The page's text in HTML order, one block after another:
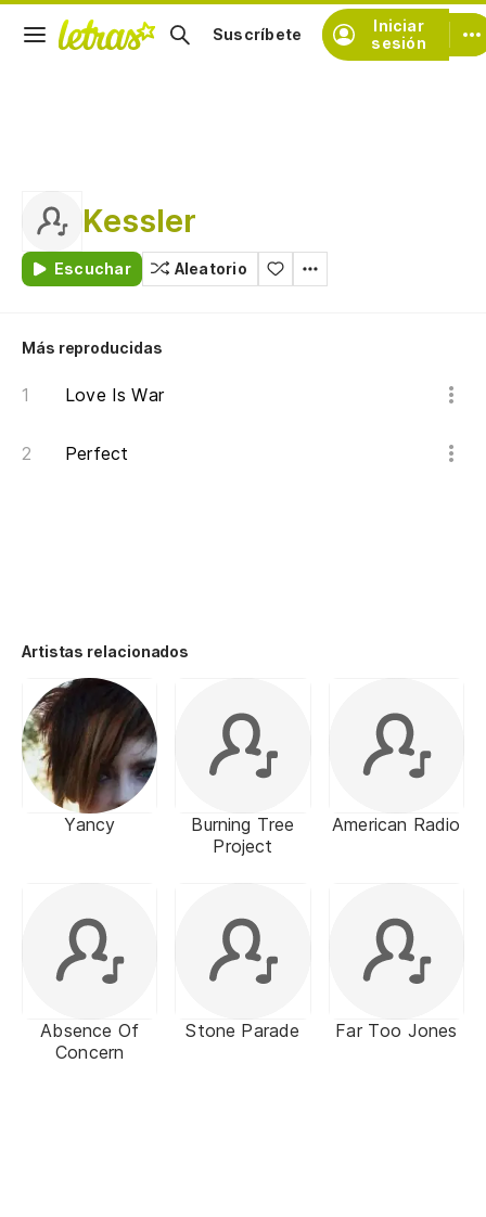
Iniciar
sesión
Suscríbete
Kessler
Escuchar Aleatorio
Más reproducidas
Love Is War
Perfect
Artistas relacionados
Yancy
Burning Tree
Project
American Radio
Absence Of
Concern
Stone Parade Far Too Jones